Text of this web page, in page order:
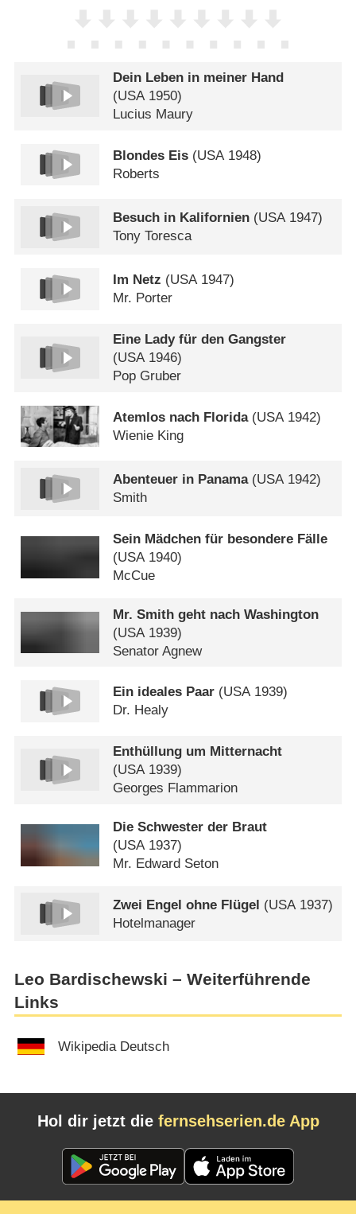
Dein Leben in meiner Hand
(USA1950)
Lucius Maury
Blondes Eis (USA1948)
Roberts
Besuch in Kalifornien (USA1947)
Tony Toresca
Im Netz (USA1947)
Mr. Porter
Eine Lady für den Gangster
(USA1946)
Pop Gruber
Atemlos nach Florida(USA1942)
Wienie King
Abenteuer in Panama(USA1942)
Smith
Sein Mädchen für besondere Fälle
(USA1940)
McCue
Mr. Smith geht nach Washington
(USA 1939)
Senator Agnew
Ein ideales Paar (USA1939)
Dr. Healy
Enthüllung um Mitternacht
(USA1939)
Georges Flammarion
Die Schwester der Braut
(USA 1937)
Mr. Edward Seton
Zwei Engel ohne Flügel (USA 1937)
Hotelmanager
Leo Bardischewski – Weiterführende
Links
Wikipedia Deutsch
Hol dir jetzt die fernsehserien.de App